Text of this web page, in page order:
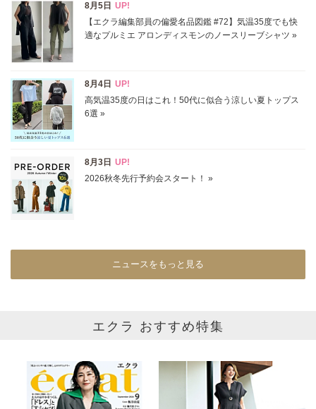
SALE商品 予約品
再入荷
在庫あり
ホワイト ブラック
ベージュ
グリーン
ニュースをもっと見る
エクラ おすすめ特集